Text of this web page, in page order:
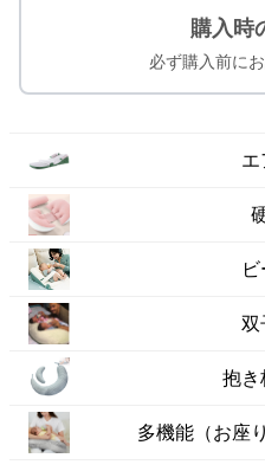
購入時
必ず購入前に
エ
双
抱き
多機能（お座